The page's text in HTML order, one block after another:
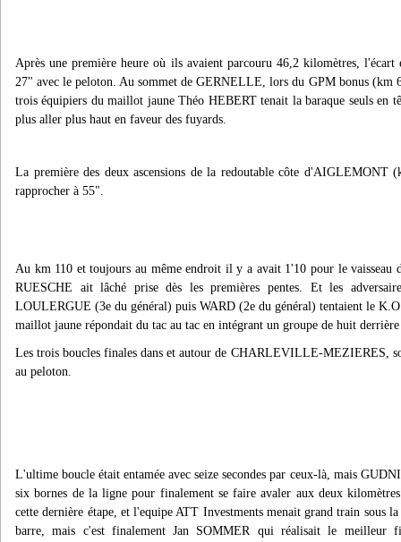
Après une première heure où ils avaient parcouru 46,2 kilomètres, l'écart
27" avec le peloton. Au sommet de GERNELLE, lors du GPM bonus (km
trois équipiers du maillot jaune Théo HEBERT tenait la baraque seuls en
plus aller plus haut en faveur des fuyards.
La première des deux ascensions de la redoutable côte d'AIGLEMONT
rapprocher à 55".
Au km 110 et toujours au même endroit il y a avait 1'10 pour le vaisseau
RUESCHE ait lâché prise dès les premières pentes. Et les
LOULERGUE (3e du général) puis WARD (2e du général) tentaient le
maillot jaune répondait du tac au tac en intégrant un groupe de huit derrière
Les trois boucles finales dans et autour de CHARLEVILLE-MEZIERES,
au peloton.
L'ultime boucle était entamée avec seize secondes par ceux-là, mais
six bornes de la ligne pour finalement se faire avaler aux deux
cette dernière étape, et l'equipe ATT Investments menait grand train sous
barre, mais c'est finalement Jan SOMMER qui réalisait le meilleur